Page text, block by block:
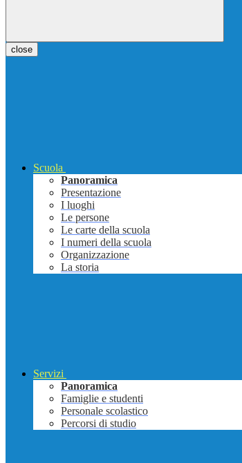
close
Scuola
Panoramica
Presentazione
I luoghi
Le persone
Le carte della scuola
I numeri della scuola
Organizzazione
La storia
Servizi
Panoramica
Famiglie e studenti
Personale scolastico
Percorsi di studio